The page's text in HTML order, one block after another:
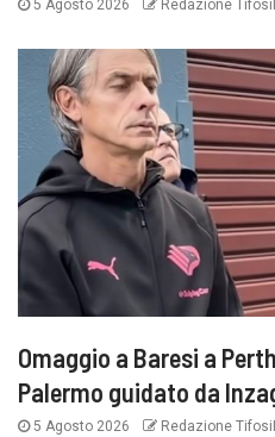
5 Agosto 2026 Redazione
Omaggio a Baresi a
Palermo guidato da
5 Agosto 2026 Redazione